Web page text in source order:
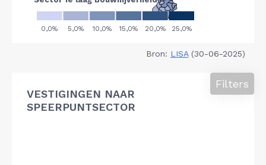
Bron: LISA(30-06-2025)
VESTIGINGEN NAAR
SPEERPUNTSECTOR
Filters